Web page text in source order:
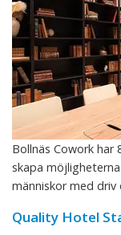
Bollnäs Cowork har
skapa
människor med driv
Quality Hotel